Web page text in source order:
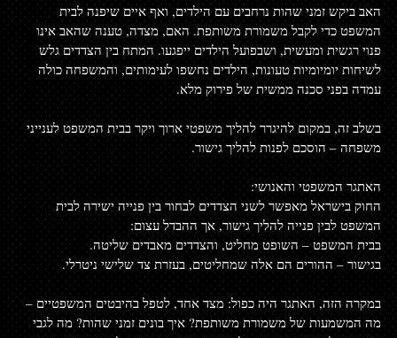
האב ביקש זמני שהות נרחבים עם הילדים, ואף איים שיפנה לבית
המשפט כדי לקבל משמורת משותפת. האם, מצדה, טענה שהאב אינו
פנוי רגשית ומעשית, ושבפועל הילדים ייפגעו. המתח בין הצדדים גלש
לשיחות יומיומיות טעונות, הילדים נחשפו לעימותים, והמשפחה כולה
עמדה בפני סכנה ממשית של פירוק מלא.
בשלב זה, במקום להיגרר להליך משפטי ארוך ויקר בבית המשפט לענייני
משפחה – הוסכם לפנות להליך גישור.
האתגר המשפטי והאנושי:
החוק בישראל מאפשר לשני הצדדים לבחור בין פנייה ישירה לבית
המשפט לבין פנייה להליך גישור, אך ההבדל עצום:
בבית המשפט – השופט מחליט, והצדדים מאבדים שליטה.
בגישור – ההורים הם אלה שמחליטים, בעזרת צד שלישי ניטרלי.
במקרה הזה, האתגר היה כפול: מצד אחד, לטפל בהיבטים המשפטיים –
מה המשמעות של משמורת משותפת? איך בונים זמני שהות? מה לגבי